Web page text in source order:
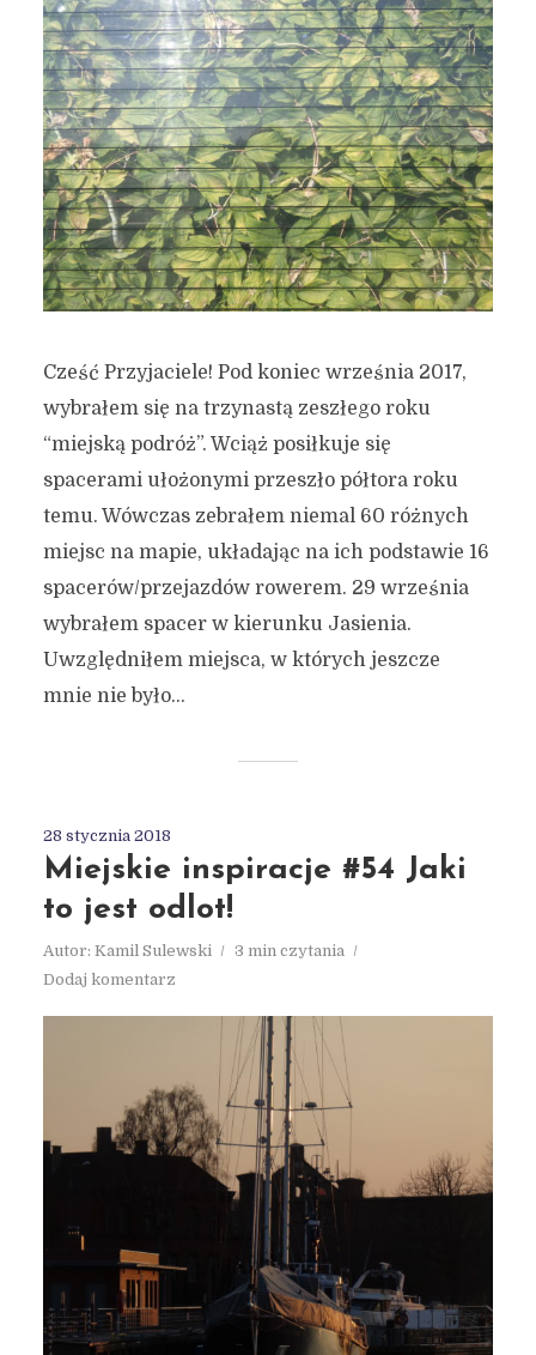
Cześć Przyjaciele! Pod koniec września 2017,
wybrałem się na trzynastą zeszłego roku
“miejską podróż”. Wciąż posiłkuje się
spacerami ułożonymi przeszło półtora roku
temu. Wówczas zebrałem niemal 60 różnych
miejsc na mapie, układając na ich podstawie 16
spacerów/przejazdów rowerem. 29 września
wybrałem spacer w kierunku Jasienia.
Uwzględniłem miejsca, w których jeszcze
mnie nie było...
28 stycznia 2018
Miejskie inspiracje #54 Jaki
to jest odlot!
Autor: Kamil Sulewski
3 min czytania
Dodaj komentarz